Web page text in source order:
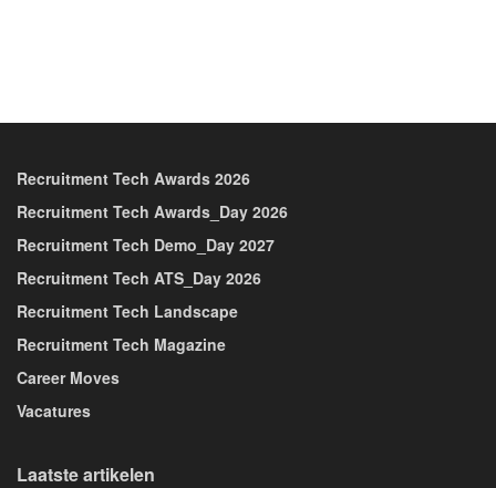
Recruitment Tech Awards 2026
Recruitment Tech Awards_Day 2026
Recruitment Tech Demo_Day 2027
Recruitment Tech ATS_Day 2026
Recruitment Tech Landscape
Recruitment Tech Magazine
Career Moves
Vacatures
Laatste artikelen